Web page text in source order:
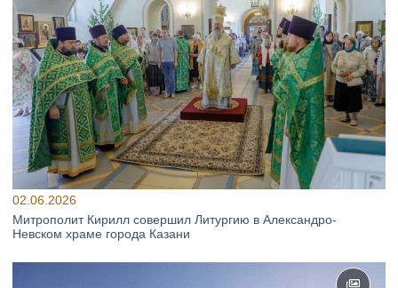
02.06.2026
Митрополит Кирилл совершил Литургию в Александро-
Невском храме города Казани